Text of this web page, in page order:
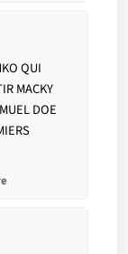
QUI
MACKY
DOE